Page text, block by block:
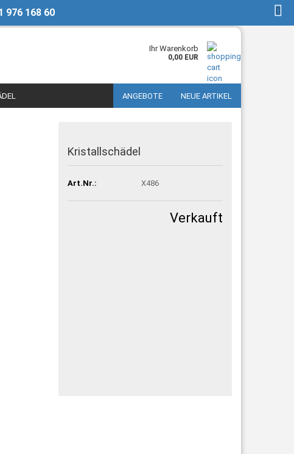
Ihr Warenkorb
0,00 EUR
976 168 60
ANGEBOTE NEUE ARTIKEL
Kristallschädel
Art.Nr.: X486
Verkauft